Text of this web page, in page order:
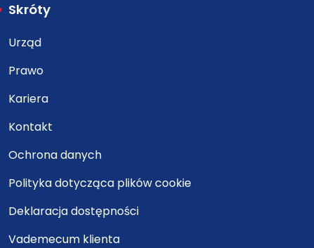
Skróty
Urząd
Prawo
Kariera
Kontakt
Ochrona danych
Polityka dotycząca plików cookie
Deklaracja dostępności
Vademecum klienta